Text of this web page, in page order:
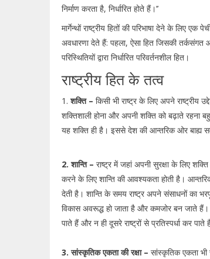
निर्माण करता है, निर्धारित होते हैं।’’
मार्गेन्थों राष्ट्रीय हितों की परिभाषा देने के लिए एक
अवधारणा देते हैं: पहला, ऐसा हित जिसकी
परिस्थितियों द्वारा निर्धारित परिवर्तनशील हित।
राष्ट्रीय हित के तत्व
1.शक्ति – किसी भी राष्ट्र के लिए अपने राष्ट्रीय
शक्तिशाली होना और अपनी शक्ति को बढ़ाते रहना
यह शक्ति ही है। इससे देश की आन्तरिक ओर बाह्य
2. शान्ति – राष्ट्र में जहां अपनी सुरक्षा के लिए
करने के लिए शान्ति की आवश्यकता होती है।
देती है। शान्ति के समय राष्ट्र अपने संसाधनों का
विकास अवरूद्ध हो जाता है और कमजोर बन जाते हैं।
पाते हैं और न ही दूसरे राष्ट्रों से प्रतिस्पर्धा कर पाते
3. सांस्कृतिक एकता की रक्षा – सांस्कृतिक एकता